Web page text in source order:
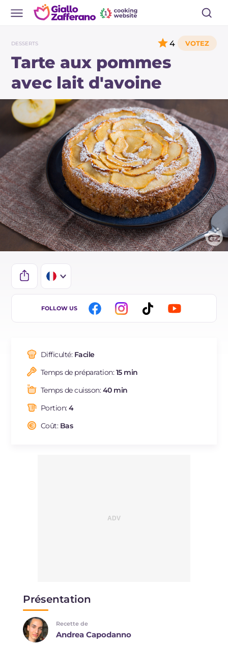
DESSERTS
Tarte aux pommes
avec lait d'avoine
4
IT
ES
BR
NL
FOLLOW US
Difficulté: Facile
Temps de préparation:15 min
Temps de cuisson:40 min
Portion:4
Coût: Bas
Présentation
Recette de
Andrea Capodanno